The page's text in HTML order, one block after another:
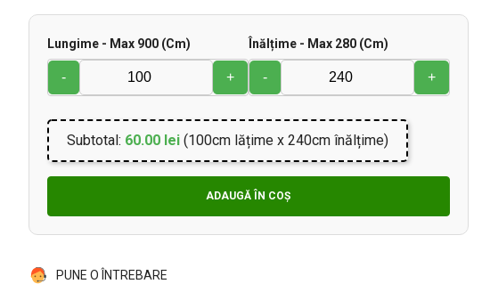
Lungime - Max 900 (cm)
- +
Înălțime - Max 280 (cm)
- +
Subtotal: 60.00 lei (100cm lățime x 240cm înălțime)
ADAUGĂ ÎN COȘ
PUNE O ÎNTREBARE